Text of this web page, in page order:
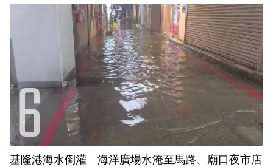
基隆港海水倒灌 海洋廣場水淹至馬路、廟口夜市店